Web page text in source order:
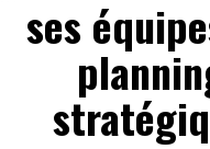
ses